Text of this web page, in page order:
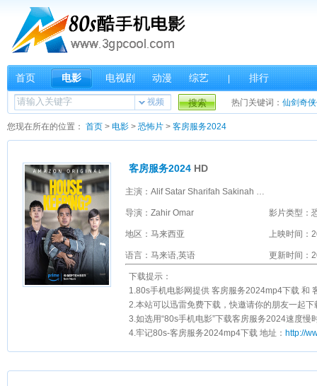
首页 电影 电视剧 动漫 综艺 排行
视频 搜索 热门关键词： 仙剑奇
您现在所在的位置： 首页 > 电影 > 恐怖片 > 客房服务2024
客房服务2024 HD
主演：Alif Satar Sharifah Sakinah 吕杨 Shiqin Kamal Norreen Iman Khir Rahman Josiah Hogan Pablo Amirul Didie Alias Ropie Maria Farida Angeline Tan Joanne Kam Radhi Khalid Sabrina Ali Vikar Deen Maideen
导演：Zahir Omar 影片类型：
地区：马来西亚 上映时间：
语言：马来语,英语 更新时间：
下载提示：
1.80s手机电影网提供 客房服务2024mp4下载 和 客
2.本站可以迅雷免费下载，快邀请你的朋友一起
3.如选用“80s手机电影”下载客房服务2024速度慢
4.牢记80s-客房服务2024mp4下载 地址： http://